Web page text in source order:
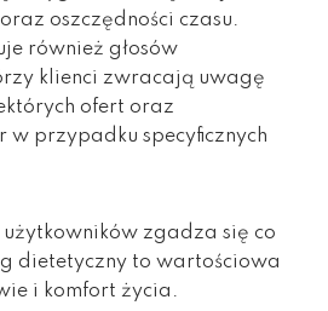
oszczędności czasu.
również głosów
klienci zwracają uwagę
ofert oraz
w przypadku specyficznych
użytkowników zgadza się co
dietetyczny to wartościowa
i komfort życia.